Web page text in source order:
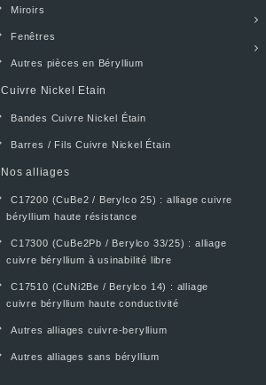
Miroirs
Fenêtres
Autres pièces en Béryllium
Cuivre Nickel Etain
Bandes Cuivre Nickel Étain
Barres / Fils Cuivre Nickel Étain
Nos alliages
C17200 (CuBe2 / Berylco 25) : alliage cuivre
béryllium haute résistance
C17300 (CuBe2Pb / Berylco 33/25) : alliage
cuivre béryllium à usinabilité libre
C17510 (CuNi2Be / Berylco 14) : alliage
cuivre béryllium haute conductivité
Autres alliages cuivre-beryllium
Autres alliages sans béryllium